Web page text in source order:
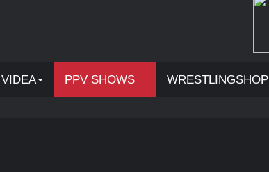
VIDEA PPV SHOWS WRESTLINGSHOP